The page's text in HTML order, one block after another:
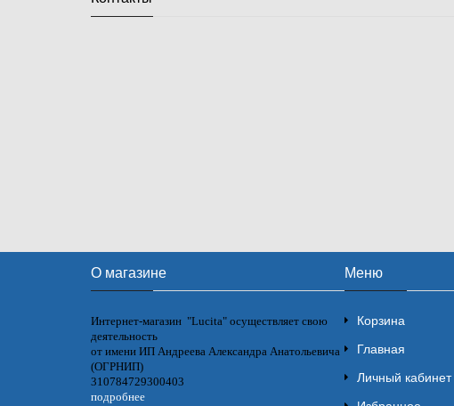
О магазине
Интернет-магазин "Lucita" осуществляет свою
деятельность
от имени ИП Андреева Александра Анатольевича
(ОГРНИП)
310784729300403
подробнее
Меню
Корзина
Главная
Личный кабинет